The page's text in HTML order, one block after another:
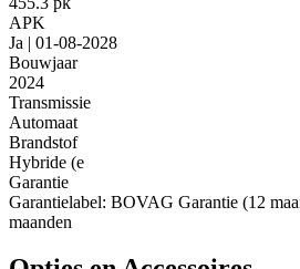
APK
Ja | 01-08-2028
Bouwjaar
2024
Transmissie
Automaat
Brandstof
Hybride (e
Garantie
Garantielabel: BOVAG Garantie (12
maanden